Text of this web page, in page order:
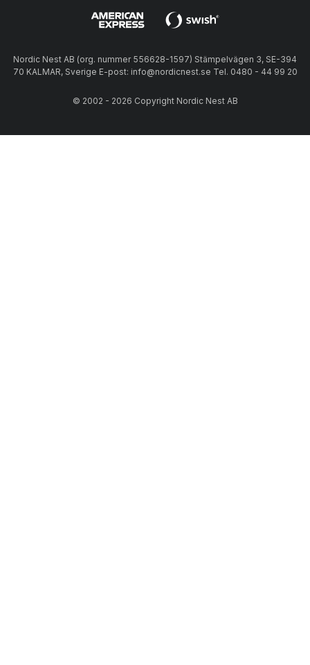
Nordic Nest AB (org. nummer 556628-1597) Stämpelvägen 3, SE-394
70 KALMAR, Sverige E-post: info@nordicnest.se Tel. 0480 - 44 99 20
© 2002 - 2026 Copyright Nordic Nest AB